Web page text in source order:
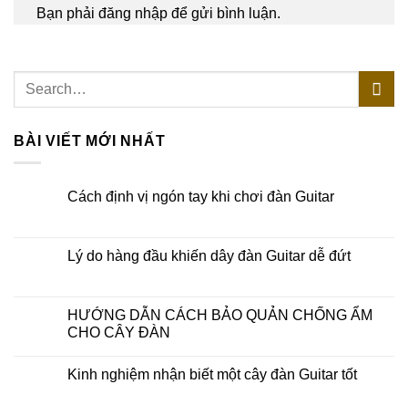
BÀI VIẾT MỚI NHẤT
Cách định vị ngón tay khi chơi đàn Guitar
Lý do hàng đầu khiến dây đàn Guitar dễ đứt
HƯỚNG DẪN CÁCH BẢO QUẢN CHỐNG ẨM
CHO CÂY ĐÀN
Kinh nghiệm nhận biết một cây đàn Guitar tốt
Bạn phải đăng nhập để gửi bình luận.